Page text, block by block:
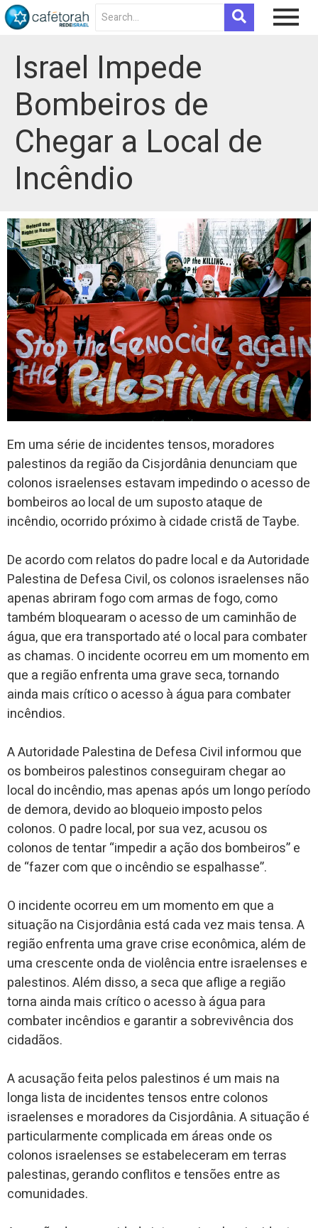
Israel Impede
Bombeiros de
Chegar a Local de
Incêndio
Em uma série de incidentes tensos, moradores
palestinos da região da Cisjordânia denunciam que
colonos israelenses estavam impedindo o acesso de
bombeiros ao local de um suposto ataque de
incêndio, ocorrido próximo à cidade cristã de Taybe.
De acordo com relatos do padre local e da Autoridade
Palestina de Defesa Civil, os colonos israelenses não
apenas abriram fogo com armas de fogo, como
também bloquearam o acesso de um caminhão de
água, que era transportado até o local para combater
as chamas. O incidente ocorreu em um momento em
que a região enfrenta uma grave seca, tornando
ainda mais crítico o acesso à água para combater
incêndios.
A Autoridade Palestina de Defesa Civil informou que
os bombeiros palestinos conseguiram chegar ao
local do incêndio, mas apenas após um longo período
de demora, devido ao bloqueio imposto pelos
colonos. O padre local, por sua vez, acusou os
colonos de tentar “impedir a ação dos bombeiros” e
de “fazer com que o incêndio se espalhasse”.
O incidente ocorreu em um momento em que a
situação na Cisjordânia está cada vez mais tensa. A
região enfrenta uma grave crise econômica, além de
uma crescente onda de violência entre israelenses e
palestinos. Além disso, a seca que aflige a região
torna ainda mais crítico o acesso à água para
combater incêndios e garantir a sobrevivência dos
cidadãos.
A acusação feita pelos palestinos é um mais na
longa lista de incidentes tensos entre colonos
israelenses e moradores da Cisjordânia. A situação é
particularmente complicada em áreas onde os
colonos israelenses se estabeleceram em terras
palestinas, gerando conflitos e tensões entre as
comunidades.